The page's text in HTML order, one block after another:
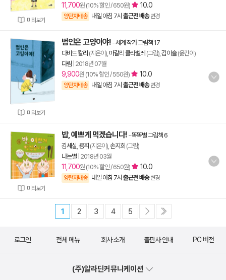
미리보기
11,700원 (10% 할인 / 650원) 10.0
양탄자배송 내일 아침 7시 출근전 배송 변경
미리보기
범인은 고양이야! -세계 작가 그림책 17
다비드 칼리 (지은이), 마갈리 클라벨레 (그림), 김이슬(옮긴이)
다림 2018년 07월
9,900원 (10% 할인 / 550원) 10.0
양탄자배송 내일 아침 7시 출근전 배송 변경
미리보기
밥, 예쁘게 먹겠습니다! -똑똑별 그림책 6
김세실 용휘 (지은이), 손지희 (그림)
나는별 2018년 03월
11,700원 (10% 할인 / 650원) 10.0
양탄자배송 내일 아침 7시 출근전 배송 변경
1 2 3 4 5
로그인 전체 메뉴 회사 소개 출판사 안내 PC 버전
(주)알라딘커뮤니케이션